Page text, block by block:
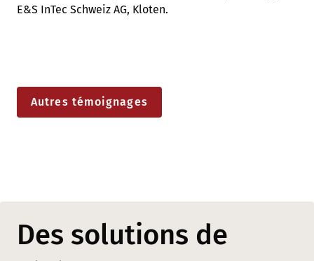
E&S InTec Schweiz AG, Kloten.
Autres témoignages
Des solutions de